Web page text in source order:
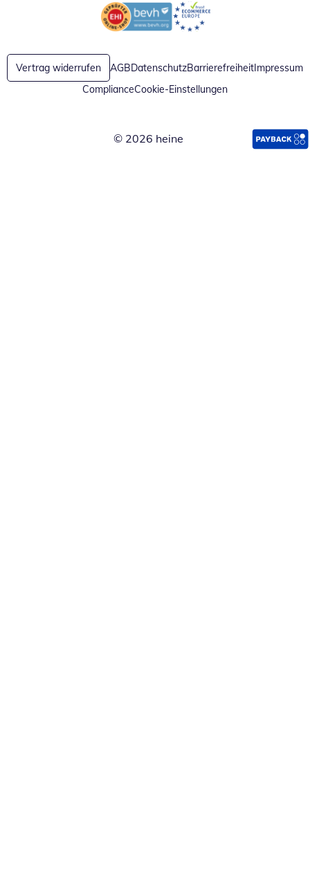
Öffnet in neuem FensterÖffnet in neuem Fenster
Vertrag widerrufen AGBDatenschutzBarrierefreiheitImpressum
ComplianceCookie-Einstellungen
© 2026 heine